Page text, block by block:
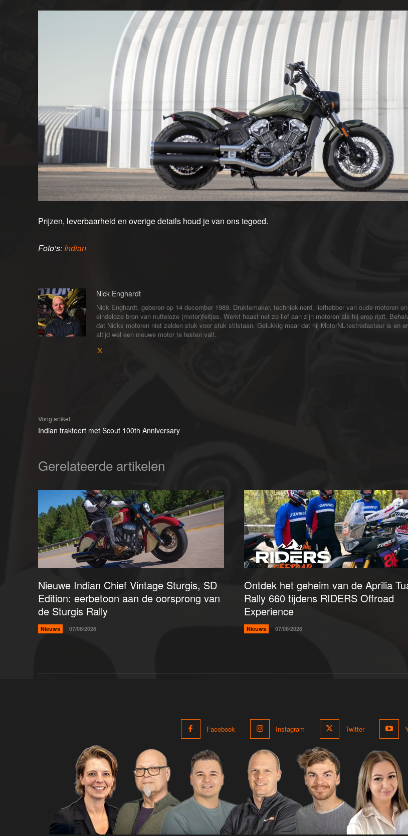
Prijzen, leverbaarheid en overige details houd je van ons tegoed.
Foto’s: Indian
Nick Enghardt
Nick Enghardt, geboren op 14 december 1989. Druktemaker, techniek-nerd, liefhebber van oude motoren
eindeloze bron van nutteloze (motor)feitjes. Werkt haast net zo lief aan zijn motoren als hij erop rijdt.
dat Nicks motoren niet zelden stuk voor stuk stilstaan. Gelukkig maar dat hij MotorNL-testredacteur is en
altijd wel een nieuwe motor te testen valt.
Vorig artikel
Indian trakteert met Scout 100th Anniversary
Gerelateerde artikelen
Nieuwe Indian Chief Vintage Sturgis, SD
Edition: eerbetoon aan de oorsprong van
de Sturgis Rally
Nieuws 07/08/2026
Ontdek het geheim van de Aprilia
Rally 660 tijdens RIDERS Offroad
Experience
Nieuws 07/08/2026
Facebook Instagram Twitter